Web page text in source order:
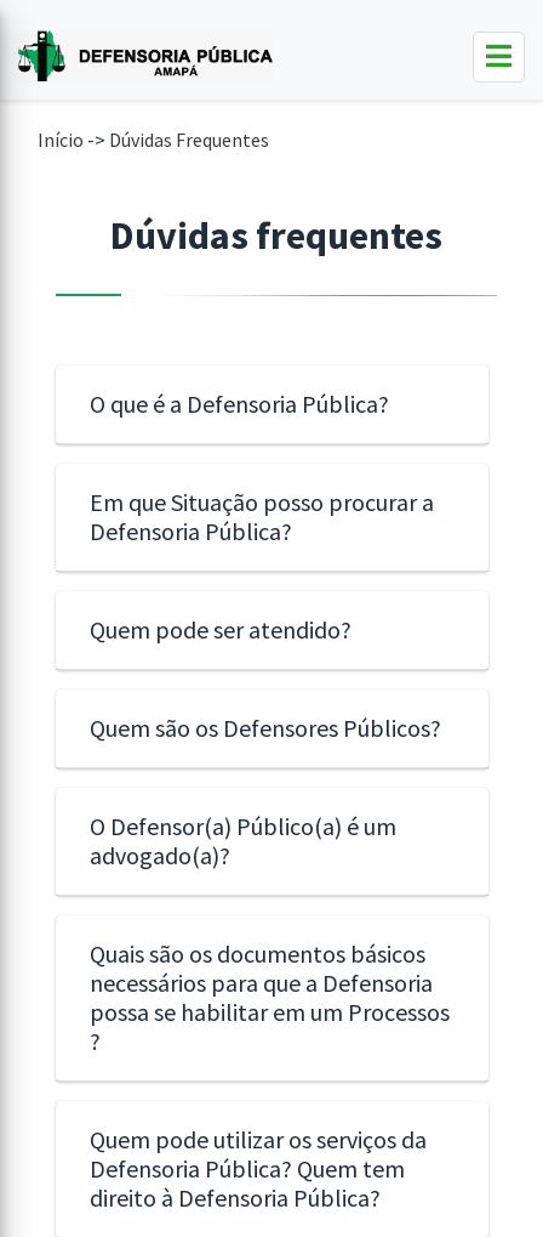
Início -> Dúvidas Frequentes
Dúvidas frequentes
O que é a Defensoria Pública?
Em que Situação posso procurar a
Defensoria Pública?
Quem pode ser atendido?
Quem são os Defensores Públicos?
O Defensor(a) Público(a) é um
advogado(a)?
Quais são os documentos básicos
necessários para que a Defensoria
possa se habilitar em um Processos
?
Quem pode utilizar os serviços da
Defensoria Pública? Quem tem
direito à Defensoria Pública?